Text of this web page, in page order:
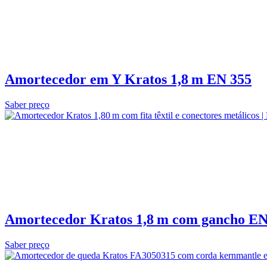
Amortecedor em Y Kratos 1,8 m EN 355
Saber preço
Amortecedor Kratos 1,8 m com gancho
Saber preço